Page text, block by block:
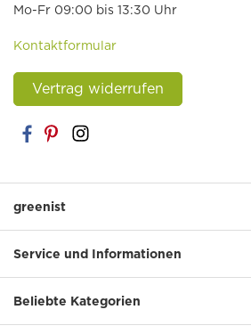
Mo-Fr 09:00 bis 13:30 Uhr
Kontaktformular
Vertrag widerrufen
greenist
Service und Informationen
Beliebte Kategorien